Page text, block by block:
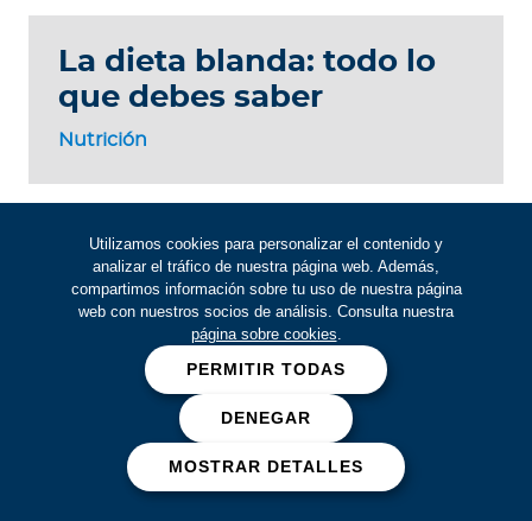
Utilizamos cookies para personalizar el contenido y
analizar el tráfico de nuestra página web. Además,
compartimos información sobre tu uso de nuestra página
web con nuestros socios de análisis. Consulta nuestra
página sobre cookies.
PERMITIR TODAS
DENEGAR
MOSTRAR DETALLES
Nutrición
La dieta blanda: todo lo
que debes saber
Si eres asegurado
Descarga nuestra app
Para disfrutar tus beneficios
Oficina Móvil Academia